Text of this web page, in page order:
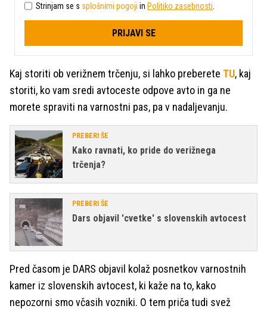
Strinjam se s splošnimi pogoji in Politiko zasebnosti
PRIJAVI SE
Kaj storiti ob verižnem trčenju, si lahko preberete TU, kaj
storiti, ko vam sredi avtoceste odpove avto in ga ne
morete spraviti na varnostni pas, pa v nadaljevanju.
PREBERI ŠE
Kako ravnati, ko pride do verižnega
trčenja?
PREBERI ŠE
Dars objavil 'cvetke' s slovenskih avtocest
Pred časom je DARS objavil kolaž posnetkov varnostnih
kamer iz slovenskih avtocest, ki kaže na to, kako
nepozorni smo včasih vozniki. O tem priča tudi svež